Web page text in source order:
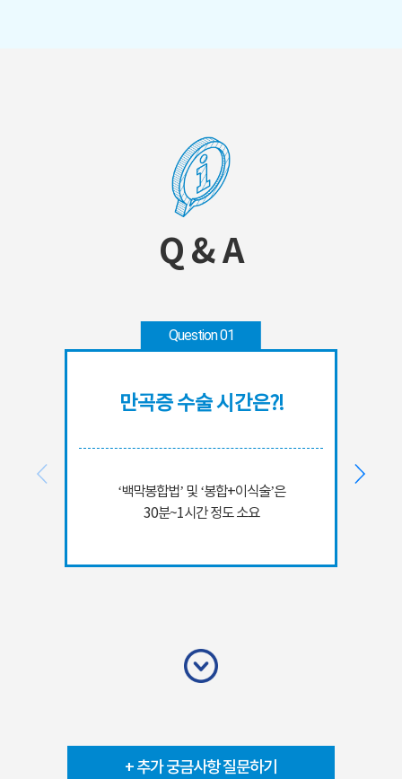
Q & A
Question 01
만곡증 수술 시간은?!
‘백막봉합법’ 및 ‘봉합+이식술’은
30분~1시간 정도 소요
+ 추가 궁금사항 질문하기